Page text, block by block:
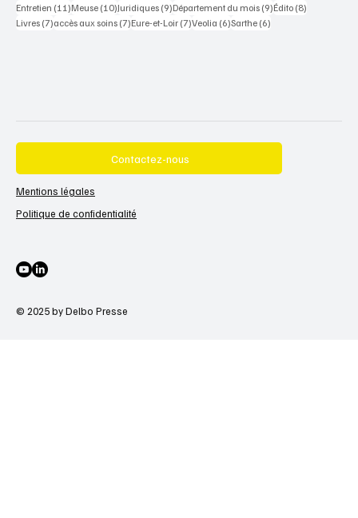
Entretien (11)11 posts
Meuse (10)10 posts
Juridiques (9)9 posts
Département du mois (9)9 posts
Édito (8)
Livres (7)7 posts
accès aux soins (7)7 posts
Eure-et-Loir (7)7 posts
Veolia (6)6 posts
Sarthe (6)
© 2025 by Delbo Presse
Contactez-nous
Mentions légales
Politique de confidentialité